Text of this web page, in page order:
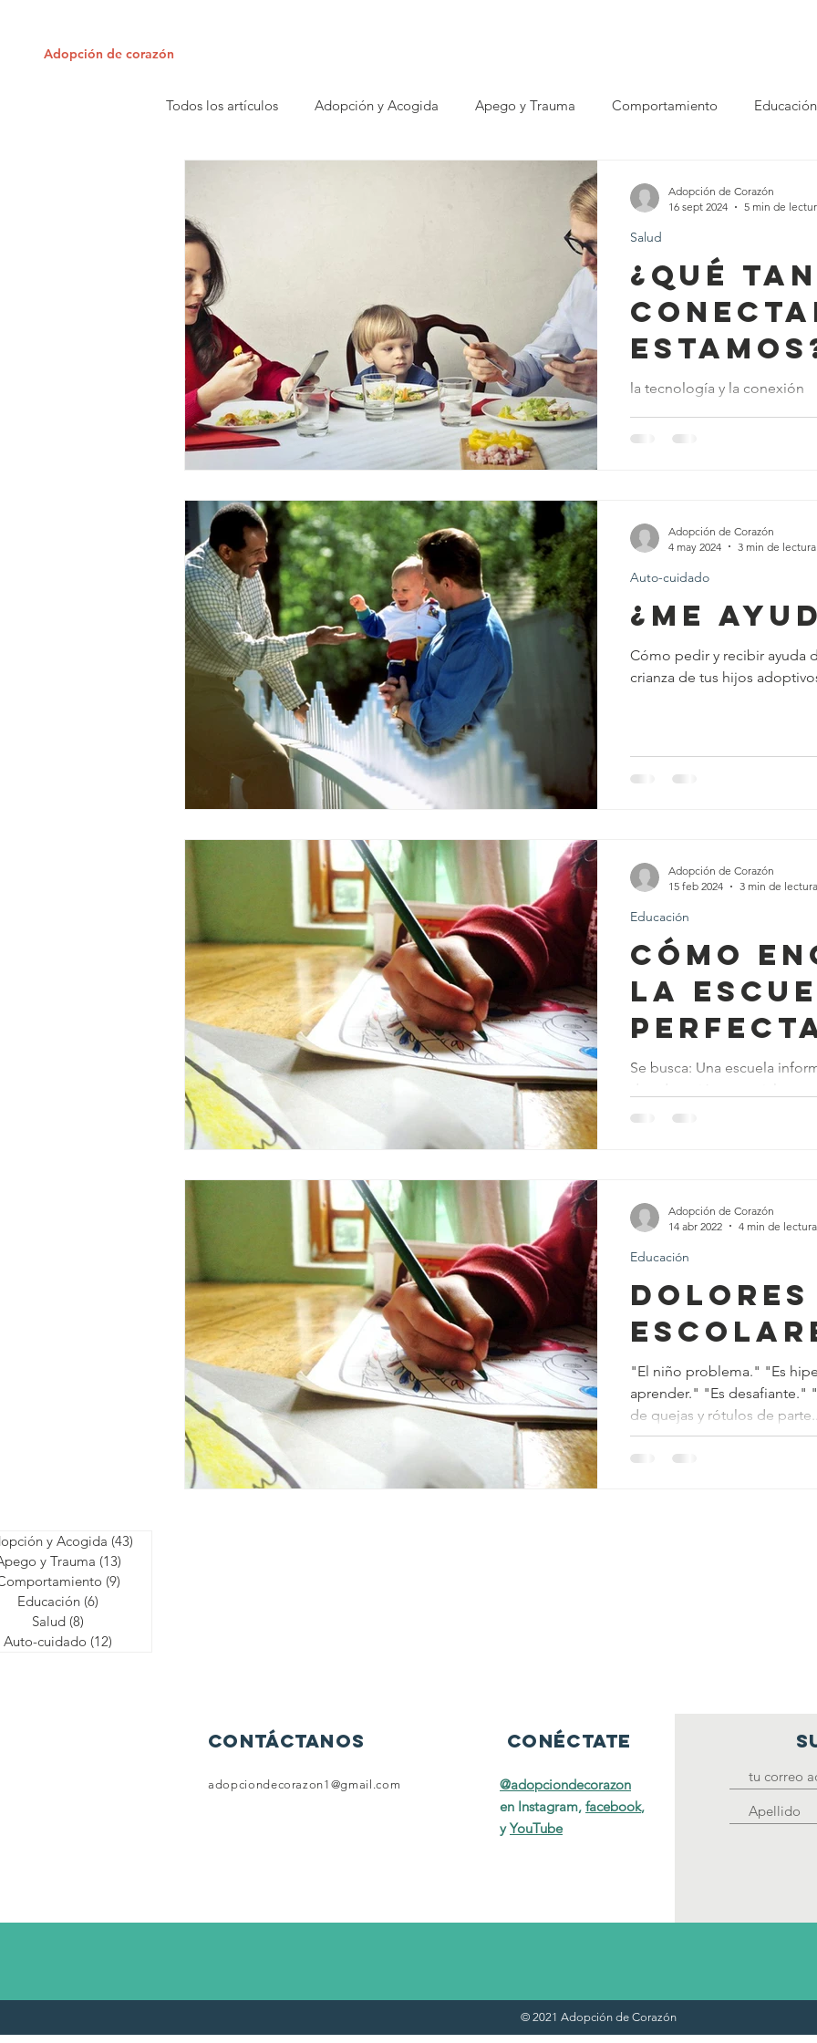
Adopción de corazón
Todos los artículos Adopción y Acogida Apego y Trauma Comportamiento Educación
¿Qué tan
la tecnología y la conexión
Salud
Adopción de Corazón
16 sept 2024
5 min de
¿Me
Cómo pedir y recibir ayuda
crianza de tus hijos
Auto-cuidado
Adopción de Corazón
4 may 2024
3 min de lectura
Cómo
la
Se busca: Una escuela
sensoriales y déficit de...
Educación
Adopción de Corazón
15 feb 2024
3 min de lectura
Dolores
"El niño problema." "Es hiperactiva." "No puede
aprender." "Es desafiante." "¡Un caso perdido!" La lista
de quejas y rótulos de
Educación
Adopción de Corazón
14 abr 2022
4 min de lectura
y Acogida (43)
y Trauma (13)
(9)
Educación (6)
Salud (8)
Auto-cuidado (12)
contáctanos
adopciondecorazon1@gmail.com
conéctate
@adopciondecorazon
en Instagram, facebook,
yYouTube
© 2021 Adopción de Corazón